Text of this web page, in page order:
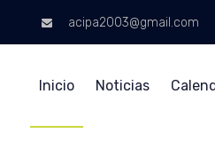
acipa2003@gmail.com
Inicio Noticias